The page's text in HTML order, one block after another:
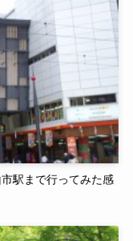
駅まで行ってみた感